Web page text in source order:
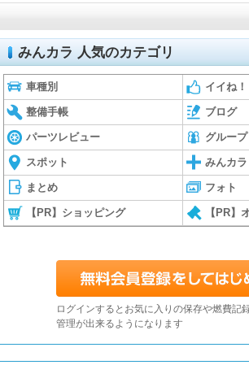
みんカラ 人気のカテゴリ
車種別 イイね！
整備手帳 ブログ
パーツレビュー グループ
スポット みんカラ
まとめ フォト
【PR】ショッピング 【PR】
ログインするとお気に入りの保存や燃費記
管理が出来るようになります